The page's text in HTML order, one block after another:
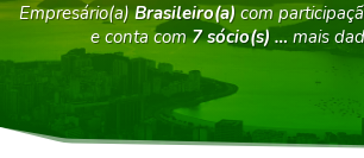
Empresário(a)Brasileiro(a) com
e conta com7 sócio(s) …mais